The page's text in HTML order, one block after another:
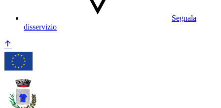
Segnala
disservizio